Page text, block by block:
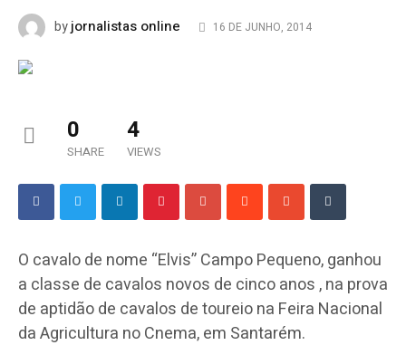
byjornalistas online 16 DE JUNHO, 2014
0
SHARE
4
VIEWS
O cavalo de nome “Elvis” Campo Pequeno, ganhou
a classe de cavalos novos de cinco anos , na prova
de aptidão de cavalos de toureio na Feira Nacional
da Agricultura no Cnema, em Santarém.